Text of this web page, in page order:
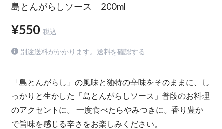
島とんがらしソース 200ml
¥550 税込
別途送料がかかります。 送料を確認する
「島とんがらし」の風味と独特の辛味をそのままに、し
っかりと生かした「島とんがらしソース」普段のお料理
のアクセントに。 一度食べたらやみつきに。香り豊か
で旨味を感じる辛さをお楽しみください。